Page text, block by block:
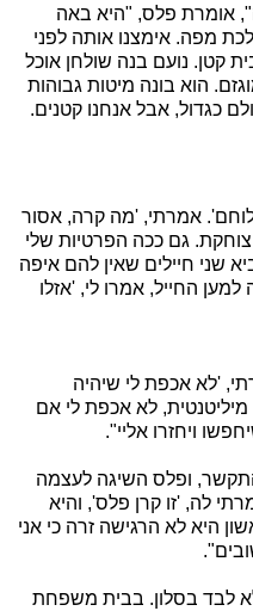
אומרת פלס, "היא באה
מפה. אימצנו אותה לפני
קטן. נועם בנה שולחן אוכל
הוא בונה מיטות גבוהות
כגדול, אבל אנחנו קטנים.
לוחם'. אמרתי, 'מה קרה, אסור
גם ככה הפרטיות שלי
שני חיילים שאין להם איפה
החייל, אמרו לי, 'אזלו
'לא אכפת לי שיהיה
מיליטנטית, לא אכפת לי אם
ויחזרו אליי".
ופלס השיגה לעצמה
לה, 'זו קרן פלס', והיא
היא לא הרגישה זרה כי אני
לבד בסלון. בבית משפחת